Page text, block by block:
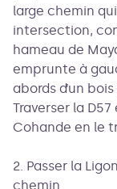
large chemin
intersection,
hameau de
emprunte à
abords d’un
Traverser la
Cohande en le
2. Passer la
chemin